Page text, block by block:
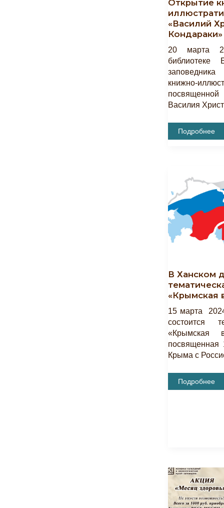
Открытие
«Василий
Кондараки»
20 марта
библиотеке
книжно-
Василия
Открытие
Книжно-
Подробнее
В Ханском
«Крымская
15 марта
состоится
«Крымская
посвященная
Крыма с
В
Ханском
Подробнее